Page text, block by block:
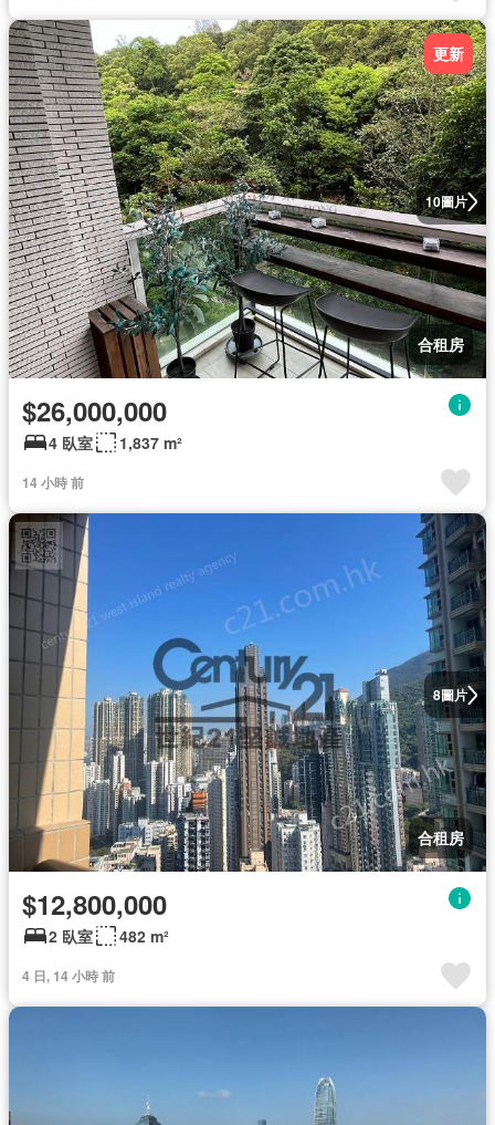
10圖片
更新
合租房
$26,000,000
4 臥室 1,837 m²
14 小時 前
8圖片
合租房
$12,800,000
2 臥室 482 m²
4 日, 14 小時 前